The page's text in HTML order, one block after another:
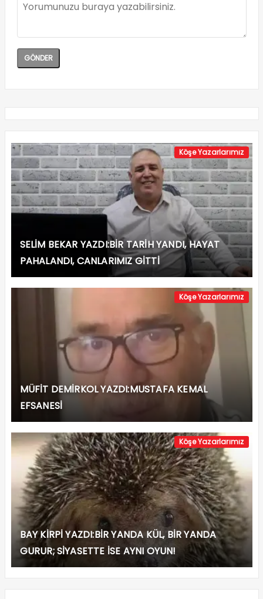
Köşe Yazarlarımız
SELİM BEKAR YAZDI:BİR TARİH YANDI, HAYAT
PAHALANDI, CANLARIMIZ GİTTİ
Köşe Yazarlarımız
MÜFİT DEMİRKOL YAZDI:MUSTAFA KEMAL
EFSANESİ
Köşe Yazarlarımız
BAY KİRPİ YAZDI:BİR YANDA KÜL, BİR YANDA
GURUR; SİYASETTE İSE AYNI OYUN!